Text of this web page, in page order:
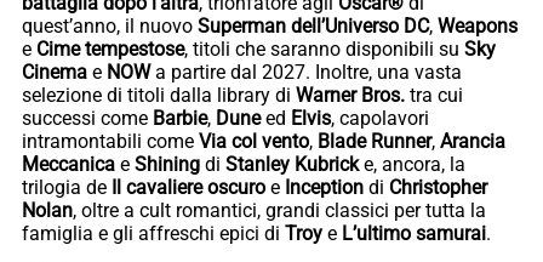
quest’anno, il nuovo Superman dell’Universo DC, Weapons
e Cime tempestose, titoli che saranno disponibili su Sky
Cinema e NOWa partire dal 2027. Inoltre, una vasta
selezione di titoli dalla library di Warner Bros. tra cui
successi come Barbie, Duneed Elvis, capolavori
intramontabili come Via col vento, Blade Runner, Arancia
Meccanica e Shining di Stanley Kubricke, ancora, la
trilogia de Il cavaliere oscuro e Inception di Christopher
Nolan, oltre a cult romantici, grandi classici per tutta la
famiglia e gli affreschi epici di Troy e L’ultimo samurai.